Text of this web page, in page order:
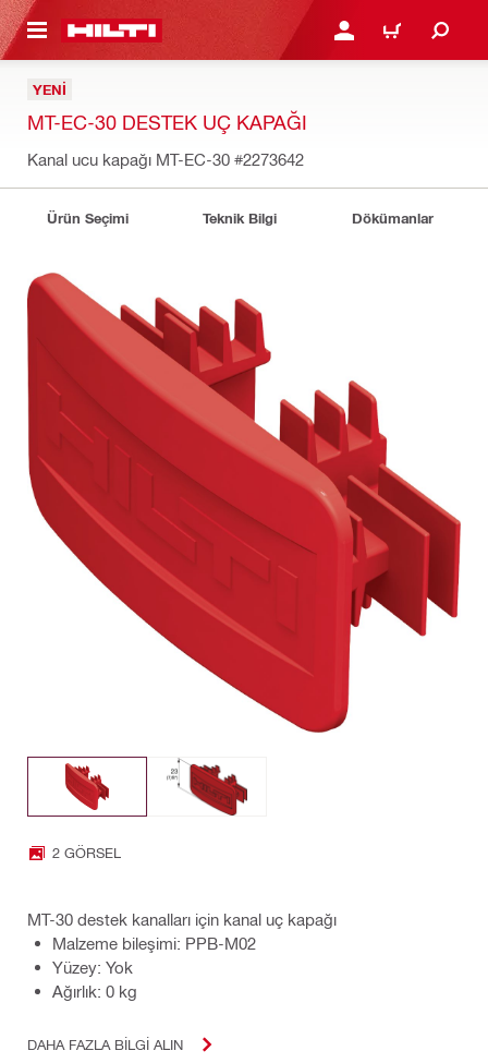
GEÇ GIRIŞ YAP YA DA KAYIT
SEPET
YENI
MT-EC-30 DESTEK UÇ KAPAĞI
Kanal ucu kapağı MT-EC-30 #2273642
Ürün Seçimi Teknik Bilgi Dökümanlar
2 GÖRSEL
MT-30 destek kanalları için kanal uç kapağı
Malzeme bileşimi: PPB-M02
Yüzey: Yok
Ağırlık: 0 kg
DAHA FAZLA BILGI ALIN